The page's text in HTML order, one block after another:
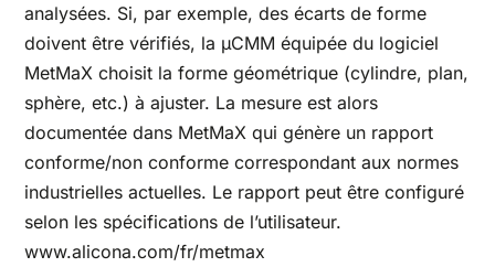
analysées. Si, par exemple, des écarts de forme
doivent être vérifiés, la μCMM équipée du logiciel
MetMaX choisit la forme géométrique (cylindre, plan,
sphère, etc.) à ajuster. La mesure est alors
documentée dans MetMaX qui génère un rapport
conforme/non conforme correspondant aux normes
industrielles actuelles. Le rapport peut être configuré
selon les spécifications de l’utilisateur.
www.alicona.com/fr/metmax